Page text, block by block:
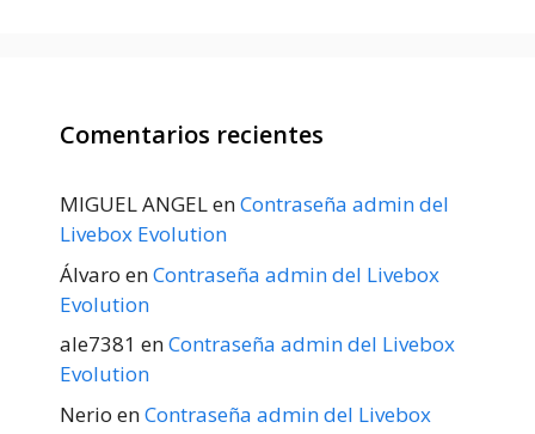
Comentarios recientes
MIGUEL ANGELenContraseña admin del
Livebox Evolution
Álvaro enContraseña admin del Livebox
Evolution
ale7381 enContraseña admin del Livebox
Evolution
Nerio enContraseña admin del Livebox